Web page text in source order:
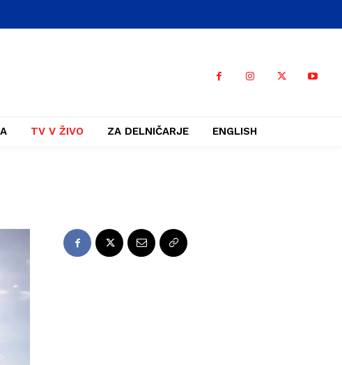
TV V ŽIVO ZA DELNIČARJE ENGLISH